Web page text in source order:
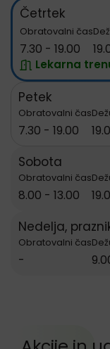
Četrtek
Obratovalni čas
7.30 - 19.00
Lekarna
Petek
Obratovalni čas
7.30 - 19.00
Sobota
Obratovalni čas
8.00 - 13.00
Nedelja,
Obratovalni čas
-